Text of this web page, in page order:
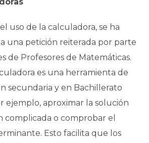
uso de la calculadora, se ha
una petición reiterada por parte
de Profesores de Matemáticas.
es una herramienta de
secundaria y en Bachillerato
ejemplo, aproximar la solución
complicada o comprobar el
Esto facilita que los